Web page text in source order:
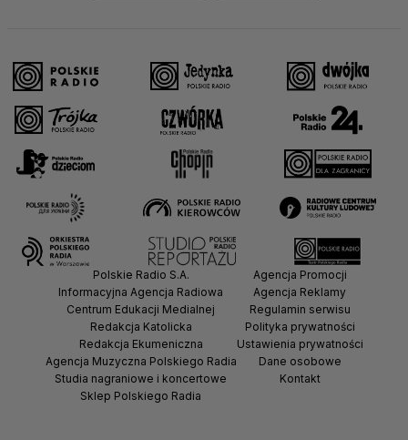
Polskie Radio S.A.
Informacyjna Agencja Radiowa
Centrum Edukacji Medialnej
Redakcja Katolicka
Redakcja Ekumeniczna
Agencja Muzyczna Polskiego Radia
Studia nagraniowe i koncertowe
Sklep Polskiego Radia
Agencja Promocji
Agencja Reklamy
Regulamin serwisu
Polityka prywatności
Ustawienia prywatności
Dane osobowe
Kontakt